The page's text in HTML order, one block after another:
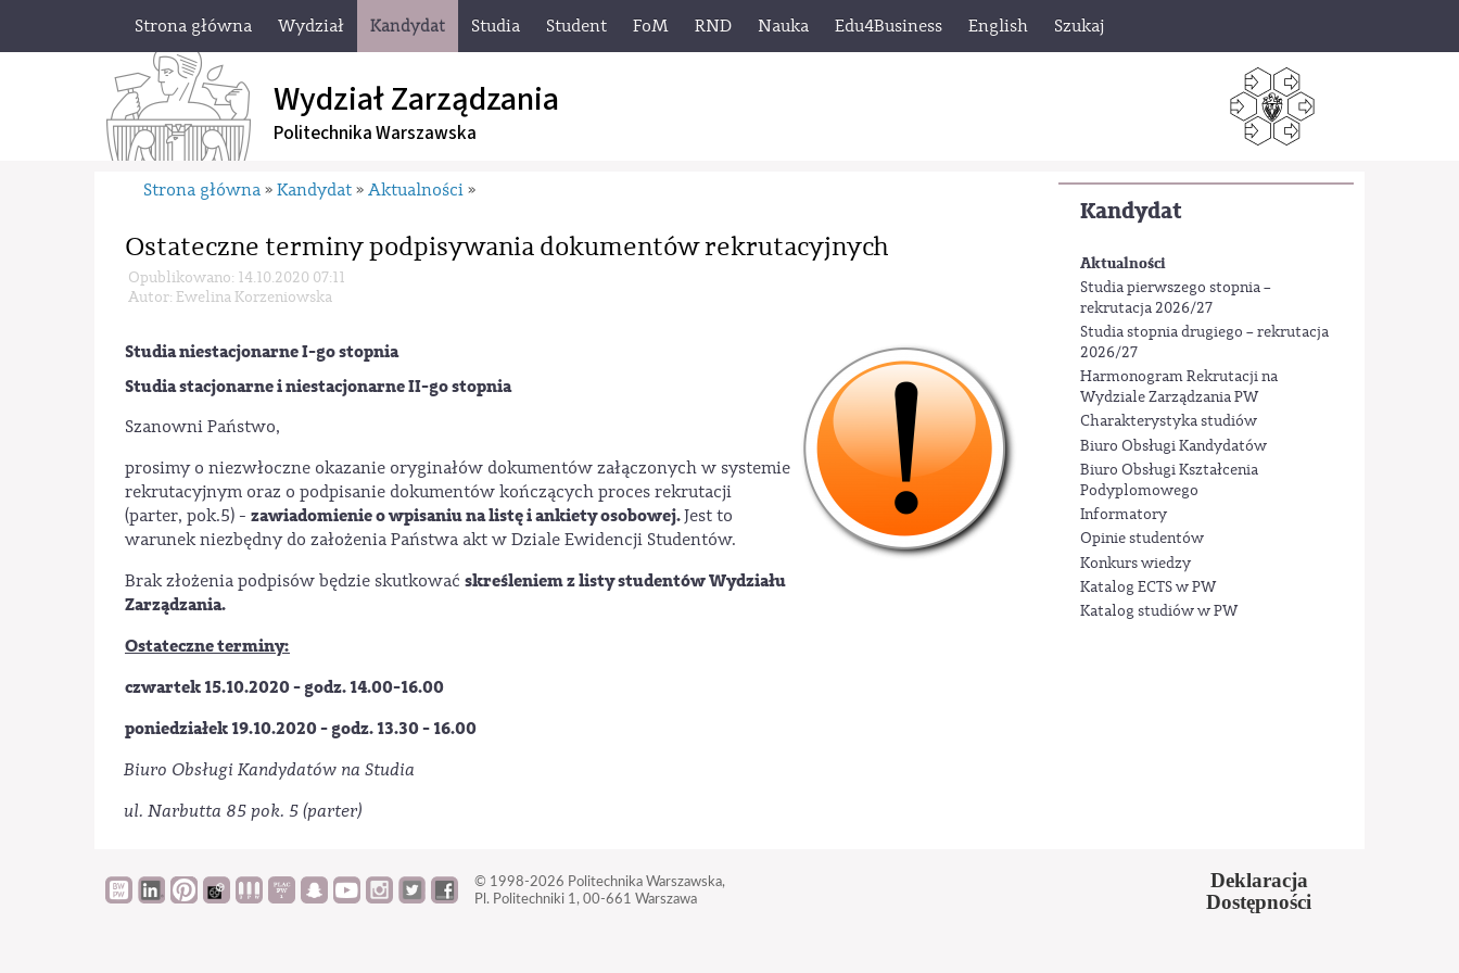
Strona główna Wydział Kandydat Studia Student FoM RND Nauka Edu4Business English Szukaj
Wydział Zarządzania
Politechnika Warszawska
Kandydat
Aktualności
Studia pierwszego stopnia –
rekrutacja 2026/27
Studia stopnia drugiego – rekrutacja
2026/27
Harmonogram Rekrutacji na
Wydziale Zarządzania PW
Charakterystyka studiów
Biuro Obsługi Kandydatów
Biuro Obsługi Kształcenia
Podyplomowego
Informatory
Opinie studentów
Konkurs wiedzy
Katalog ECTS w PW
Katalog studiów w PW
Strona główna » Kandydat » Aktualności »
Ostateczne terminy podpisywania dokumentów rekrutacyjnych
Opublikowano: 14.10.2020 07:11
Autor: Ewelina Korzeniowska
Studia niestacjonarne I-go stopnia
Studia stacjonarne i niestacjonarne II-go stopnia
Szanowni Państwo,
prosimy o niezwłoczne okazanie oryginałów dokumentów załączonych w systemie
rekrutacyjnym oraz o podpisanie dokumentów kończących proces rekrutacji
(parter, pok.5) - zawiadomienie o wpisaniu na listę i ankiety osobowej.Jest to
warunek niezbędny do założenia Państwa akt w Dziale Ewidencji Studentów.
Brak złożenia podpisów będzie skutkować skreśleniem z listy studentów Wydziału
Zarządzania.
Ostateczne terminy:
czwartek 15.10.2020 - godz. 14.00-16.00
poniedziałek 19.10.2020 - godz. 13.30 - 16.00
Biuro Obsługi Kandydatów na Studia
ul. Narbutta 85 pok. 5 (parter)
© 1998-2026 Politechnika Warszawska,
Pl. Politechniki 1, 00-661 Warszawa
Deklaracja
Dostępności